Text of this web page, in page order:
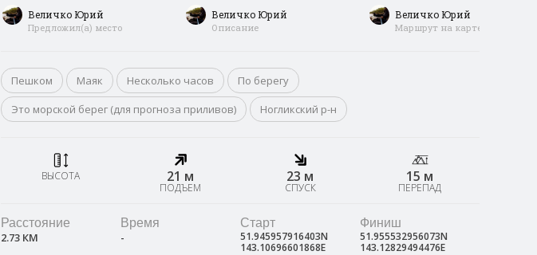
Величко Юрий
Предложил(а) место
Величко Юрий
Описание
Величко Юрий
Маршрут на карте
Пешком Маяк Несколько часов
По берегу
Это морской берег (для прогноза приливов)
Ногликский р-н
ВЫСОТА 21 м
ПОДЪЕМ
23 м
СПУСК
15 м
ПЕРЕПАД
Расстояние
2.73 КМ
Время
-
Старт
51.945957916403N
143.10696601868E
Финиш
51.955532956073N
143.12829494476E